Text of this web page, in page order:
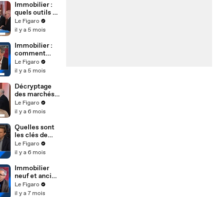
Immobilier :
quels outils et
quels leviers
pour bien
Le Figaro
il y a 5 mois
Immobilier :
comment
évoluent les
marchés
Le Figaro
il y a 5 mois
Décryptage
des marchés
et des
conditions
Le Figaro
il y a 6 mois
Quelles sont
les clés de
l’immobilier
en 2026 ?
Le Figaro
il y a 6 mois
Immobilier
neuf et ancien
: entre retour
de confiance
Le Figaro
il y a 7 mois